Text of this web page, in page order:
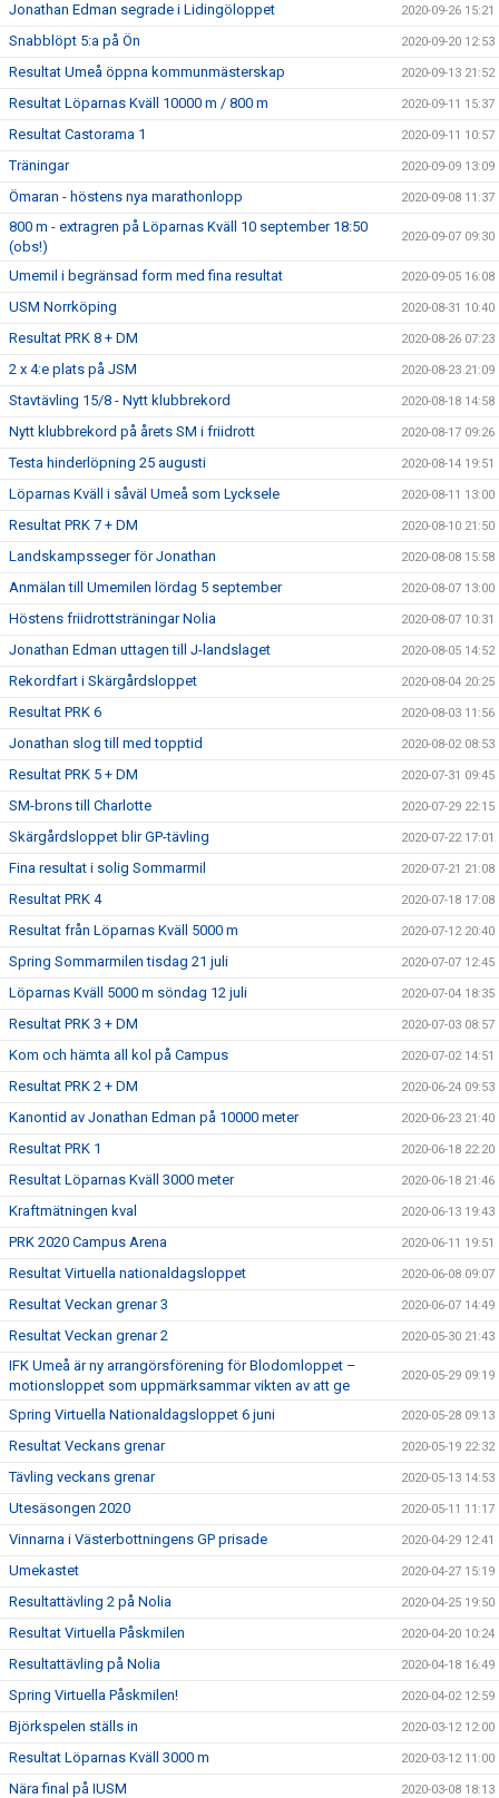
Jonathan Edman segrade i Lidingöloppet 2020-09-26 15:21
Snabblöpt 5:a på Ön 2020-09-20 12:53
Resultat Umeå öppna kommunmästerskap 2020-09-13 21:52
Resultat Löparnas Kväll 10000 m / 800 m 2020-09-11 15:37
Resultat Castorama 1 2020-09-11 10:57
Träningar 2020-09-09 13:09
Ömaran - höstens nya marathonlopp 2020-09-08 11:37
800 m - extragren på Löparnas Kväll 10 september 18:50
(obs!)
2020-09-07 09:30
Umemil i begränsad form med fina resultat 2020-09-05 16:08
USM Norrköping 2020-08-31 10:40
Resultat PRK 8 + DM 2020-08-26 07:23
2 x 4:e plats på JSM 2020-08-23 21:09
Stavtävling 15/8 - Nytt klubbrekord 2020-08-18 14:58
Nytt klubbrekord på årets SM i friidrott 2020-08-17 09:26
Testa hinderlöpning 25 augusti 2020-08-14 19:51
Löparnas Kväll i såväl Umeå som Lycksele 2020-08-11 13:00
Resultat PRK 7 + DM 2020-08-10 21:50
Landskampsseger för Jonathan 2020-08-08 15:58
Anmälan till Umemilen lördag 5 september 2020-08-07 13:00
Höstens friidrottsträningar Nolia 2020-08-07 10:31
Jonathan Edman uttagen till J-landslaget 2020-08-05 14:52
Rekordfart i Skärgårdsloppet 2020-08-04 20:25
Resultat PRK 6 2020-08-03 11:56
Jonathan slog till med topptid 2020-08-02 08:53
Resultat PRK 5 + DM 2020-07-31 09:45
SM-brons till Charlotte 2020-07-29 22:15
Skärgårdsloppet blir GP-tävling 2020-07-22 17:01
Fina resultat i solig Sommarmil 2020-07-21 21:08
Resultat PRK 4 2020-07-18 17:08
Resultat från Löparnas Kväll 5000 m 2020-07-12 20:40
Spring Sommarmilen tisdag 21 juli 2020-07-07 12:45
Löparnas Kväll 5000 m söndag 12 juli 2020-07-04 18:35
Resultat PRK 3 + DM 2020-07-03 08:57
Kom och hämta all kol på Campus 2020-07-02 14:51
Resultat PRK 2 + DM 2020-06-24 09:53
Kanontid av Jonathan Edman på 10000 meter 2020-06-23 21:40
Resultat PRK 1 2020-06-18 22:20
Resultat Löparnas Kväll 3000 meter 2020-06-18 21:46
Kraftmätningen kval 2020-06-13 19:43
PRK 2020 Campus Arena 2020-06-11 19:51
Resultat Virtuella nationaldagsloppet 2020-06-08 09:07
Resultat Veckan grenar 3 2020-06-07 14:49
Resultat Veckan grenar 2 2020-05-30 21:43
IFK Umeå är ny arrangörsförening för Blodomloppet –
motionsloppet som uppmärksammar vikten av att ge
2020-05-29 09:19
Spring Virtuella Nationaldagsloppet 6 juni 2020-05-28 09:13
Resultat Veckans grenar 2020-05-19 22:32
Tävling veckans grenar 2020-05-13 14:53
Utesäsongen 2020 2020-05-11 11:17
Vinnarna i Västerbottningens GP prisade 2020-04-29 12:41
Umekastet 2020-04-27 15:19
Resultattävling 2 på Nolia 2020-04-25 19:50
Resultat Virtuella Påskmilen 2020-04-20 10:24
Resultattävling på Nolia 2020-04-18 16:49
Spring Virtuella Påskmilen! 2020-04-02 12:59
Björkspelen ställs in 2020-03-12 12:00
Resultat Löparnas Kväll 3000 m 2020-03-12 11:00
Nära final på IUSM 2020-03-08 18:13